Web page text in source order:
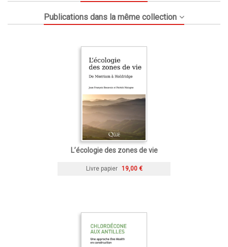
Publications dans la même collection
L’écologie des zones de vie
Livre papier 19,00 €